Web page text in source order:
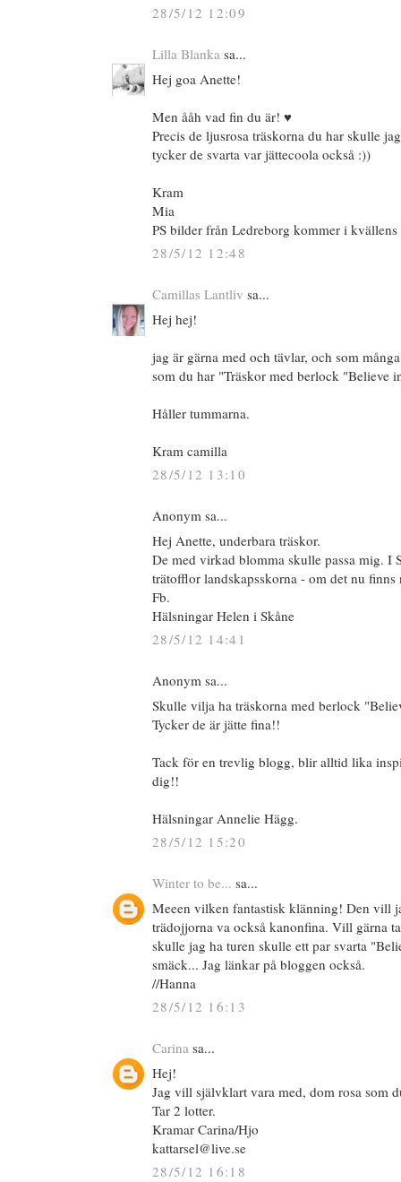
28/5/12 12:09
Lilla Blanka sa...
Hej goa Anette!
Men ååh vad fin du är! ♥
Precis de ljusrosa träskorna du har skulle
tycker de svarta var jättecoola också :))
Kram
Mia
PS bilder från Ledreborg kommer i
28/5/12 12:48
Camillas Lantliv sa...
Hej hej!
jag är gärna med och tävlar, och som
som du har "Träskor med berlock "Believe
Håller tummarna.
Kram camilla
28/5/12 13:10
Anonym sa...
Hej Anette, underbara träskor.
De med virkad blomma skulle passa mig. I
trätofflor landskapsskorna - om det nu finns
Fb.
Hälsningar Helen i Skåne
28/5/12 14:41
Anonym sa...
Skulle vilja ha träskorna med berlock
Tycker de är jätte fina!!
Tack för en trevlig blogg, blir alltid lika
dig!!
Hälsningar Annelie Hägg.
28/5/12 15:20
Winter to be... sa...
Meeen vilken fantastisk klänning! Den vill
trädojjorna va också kanonfina. Vill gärna
skulle jag ha turen skulle ett par svarta
smäck... Jag länkar på bloggen också.
//Hanna
28/5/12 16:13
Carina sa...
Hej!
Jag vill självklart vara med, dom rosa som
Tar 2 lotter.
Kramar Carina/Hjo
kattarsel@live.se
28/5/12 16:18